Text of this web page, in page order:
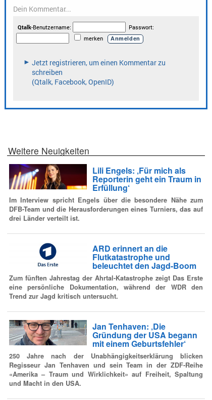
Weitere Neuigkeiten
Lili Engels: ‚Für mich als
Reporterin geht ein Traum in
Erfüllung‘
Im Interview spricht Engels über die besondere Nähe zum
DFB-Team und die Herausforderungen eines Turniers, das auf
drei Länder verteilt ist.
ARD erinnert an die
Flutkatastrophe und
beleuchtet den Jagd-Boom
Zum fünften Jahrestag der Ahrtal-Katastrophe zeigt Das Erste
eine persönliche Dokumentation, während der WDR den
Trend zur Jagd kritisch untersucht.
Jan Tenhaven: ‚Die
Gründung der USA begann
mit einem Geburtsfehler‘
250 Jahre nach der Unabhängigkeitserklärung blicken
Regisseur Jan Tenhaven und sein Team in der ZDF-Reihe
«Amerika – Traum und Wirklichkeit» auf Freiheit, Spaltung
und Macht in den USA.